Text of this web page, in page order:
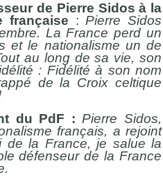
de Pierre Sidos à la
française :Pierre Sidos
La France perd un
et le nationalisme un de
au long de sa vie, son
: Fidélité à son nom
de la Croix celtique
du PdF : Pierre Sidos,
français, a rejoint
de la France, je salue la
défenseur de la France